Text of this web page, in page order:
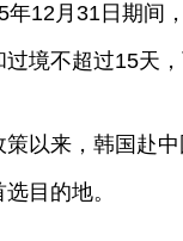
12月31日期间
境不超过15天，
来，韩国赴中
目的地。